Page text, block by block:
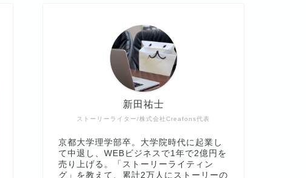
ストーリーライター/株式会社Creafons代表
新田祐士
京都大学理学部卒。大学院時代に起業し
て中退し、WEBビジネスで1年で2億円を
売り上げる。「ストーリーライティン
グ」を教えて、累計2万人にストーリーの